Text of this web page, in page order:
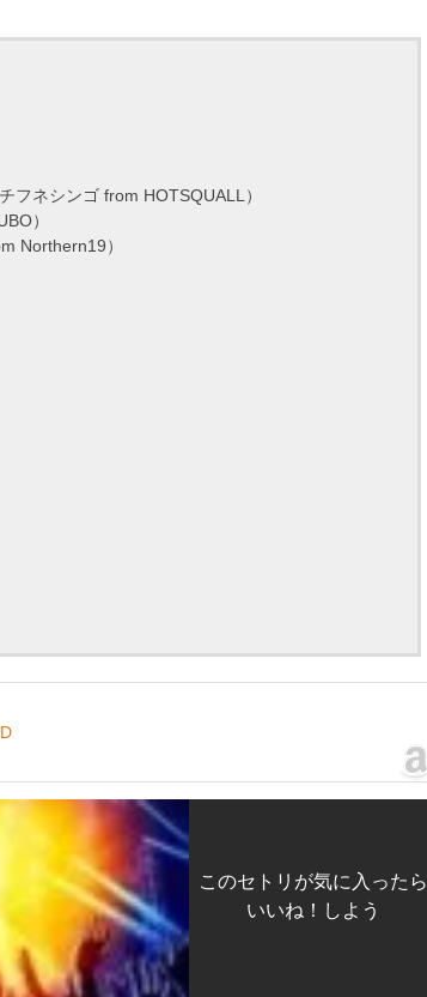
フネシンゴ from HOTSQUALL）
）
Northern19）
このセトリが気に入ったら
いいね！しよう